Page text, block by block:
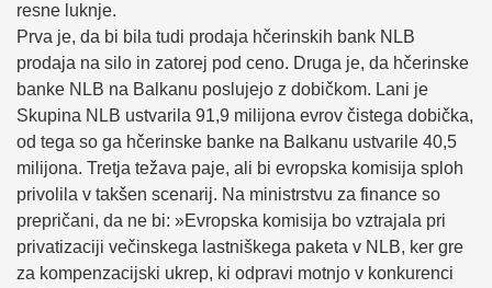
resne luknje.
Prva je, da bi bila tudi prodaja hčerinskih bank NLB
prodaja na silo in zatorej pod ceno. Druga je, da hčerinske
banke NLB na Balkanu poslujejo z dobičkom. Lani je
Skupina NLB ustvarila 91,9 milijona evrov čistega dobička,
od tega so ga hčerinske banke na Balkanu ustvarile 40,5
milijona. Tretja težava paje, ali bi evropska komisija sploh
privolila v takšen scenarij. Na ministrstvu za finance so
prepričani, da ne bi: »Evropska komisija bo vztrajala pri
privatizaciji večinskega lastniškega paketa v NLB, ker gre
za kompenzacijski ukrep, ki odpravi motnjo v konkurenci